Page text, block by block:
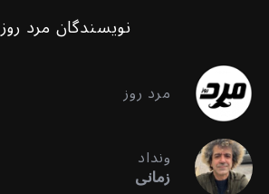
نویسندگان مرد روز
مرد روز
ونداد
زمانی